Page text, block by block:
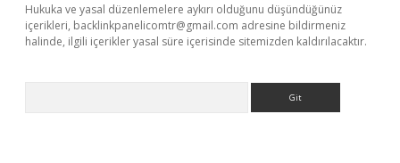
Hukuka ve yasal düzenlemelere aykırı olduğunu düşündüğünüz
içerikleri, backlinkpanelicomtr@gmail.com adresine bildirmeniz
halinde, ilgili içerikler yasal süre içerisinde sitemizden kaldırılacaktır.